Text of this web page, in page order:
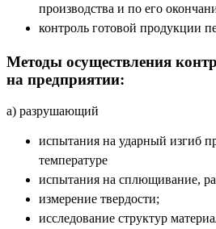
производства и по его
контроль готовой продукции
Методы осуществления
на предприятии:
а) разрушающий
испытания на ударный изгиб
температуре
испытания на сплющивание,
измерение твердости;
исследование структур